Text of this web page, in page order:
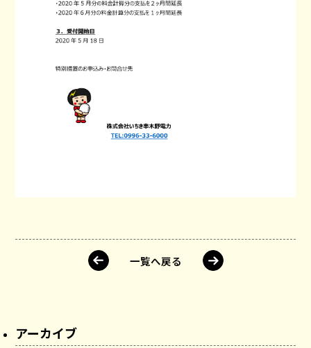
一覧へ戻る
アーカイブ